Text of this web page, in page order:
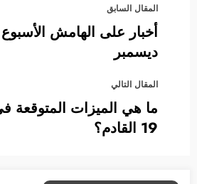
المقال السابق
ديسمبر
المقال التالي
19 القادم؟